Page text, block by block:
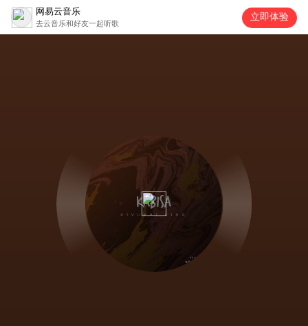
网易云音乐
去云音乐和好友一起听歌
立即体验